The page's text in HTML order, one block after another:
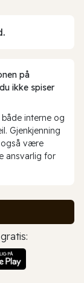
på
ikke spiser
interne og
Gjenkjenning
også være
ansvarlig for